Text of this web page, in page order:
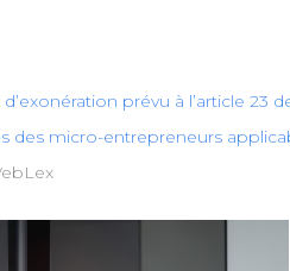
prévu à l’article
micro-entrepreneurs